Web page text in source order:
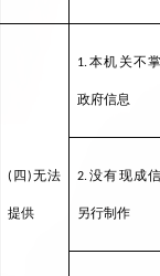
( 四 )无法
提供
1.本机关不
政府信息
2.没有现成
另行制作